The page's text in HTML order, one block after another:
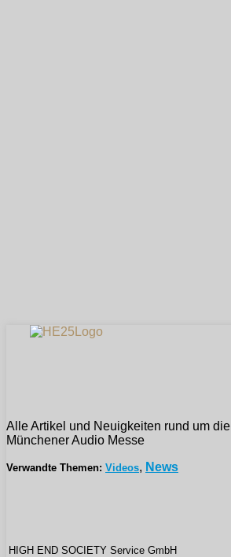
Alle Artikel und Neuigkeiten rund um die
Münchener Audio Messe
Verwandte Themen: Videos, News
HIGH END SOCIETY Service GmbH